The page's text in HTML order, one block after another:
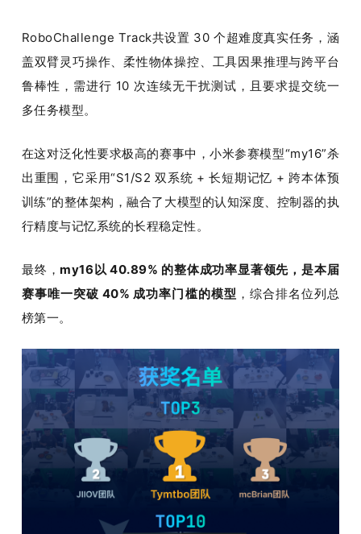
RoboChallenge Track共设置 30 个超难度真实任务，涵
盖双臂灵巧操作、柔性物体操控、工具因果推理与跨平台
鲁棒性，需进行 10 次连续无干扰测试，且要求提交统一
多任务模型。
在这对泛化性要求极高的赛事中，小米参赛模型“my16”杀
出重围，它采用“S1/S2 双系统 + 长短期记忆 + 跨本体预
训练”的整体架构，融合了大模型的认知深度、控制器的执
行精度与记忆系统的长程稳定性。
最终，my16以 40.89% 的整体成功率显著领先，是本届
赛事唯一突破 40% 成功率门槛的模型 ，综合排名位列总
榜第一。